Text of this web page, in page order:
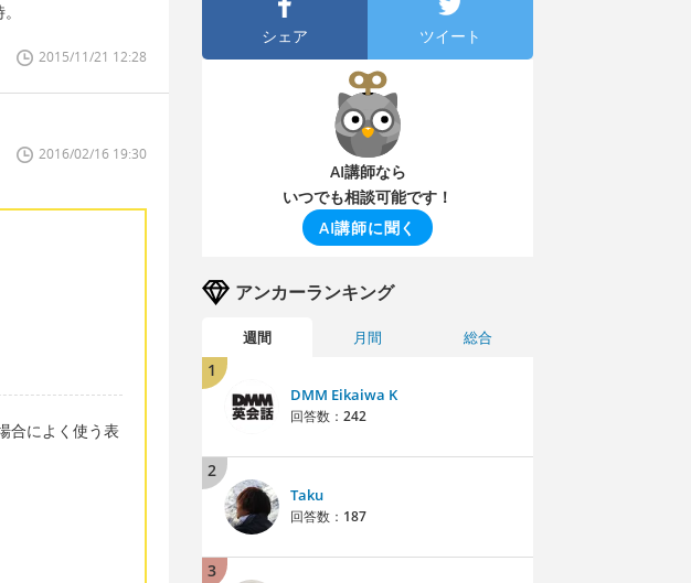
2015/11/21 12:28
2016/02/16 19:30
合によく使う表
シェア ツイート
AI講師なら
いつでも相談可能です！
AI講師に聞く
アンカーランキング
週間 月間 総合
1
DMM Eikaiwa K
回答数： 242
2
Taku
回答数： 187
3